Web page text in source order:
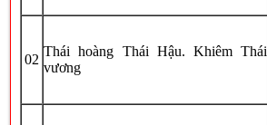
02
Thái hoàng Thái Hậu. Khiêm Thái
vương